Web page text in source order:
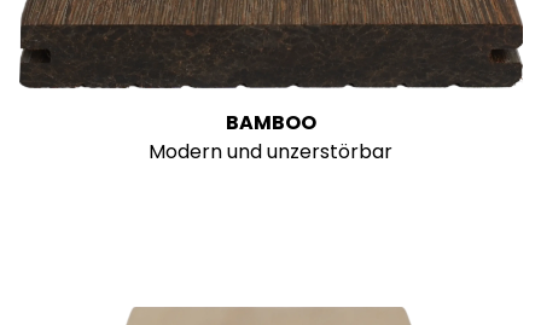
BAMBOO
Modern und unzerstörbar